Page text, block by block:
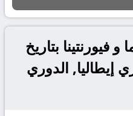
فيورنتينا بتاريخ
في دوري إيطاليا, الدوري